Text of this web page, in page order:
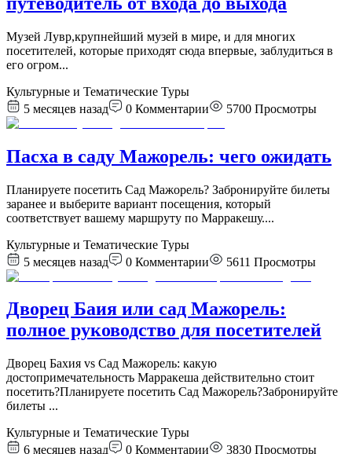
Музей Лувр,крупнейший музей в мире, и для многих
посетителей, которые приходят сюда впервые, заблудиться в
его огром...
Культурные и Тематические Туры
5 месяцев назад
0 Комментарии 5700 Просмотры
Пасха в саду Мажорель: чего ожидать
Планируете посетить Сад Мажорель? Забронируйте билеты
заранее и выберите вариант посещения, который
соответствует вашему маршруту по Марракешу....
Культурные и Тематические Туры
5 месяцев назад
0 Комментарии 5611 Просмотры
Дворец Баия или сад Мажорель:
полное руководство для посетителей
Дворец Бахия vs Сад Мажорель: какую
достопримечательность Марракеша действительно стоит
посетить?Планируете посетить Сад Мажорель?Забронируйте
билеты ...
Культурные и Тематические Туры
6 месяцев назад
0 Комментарии 3830 Просмотры